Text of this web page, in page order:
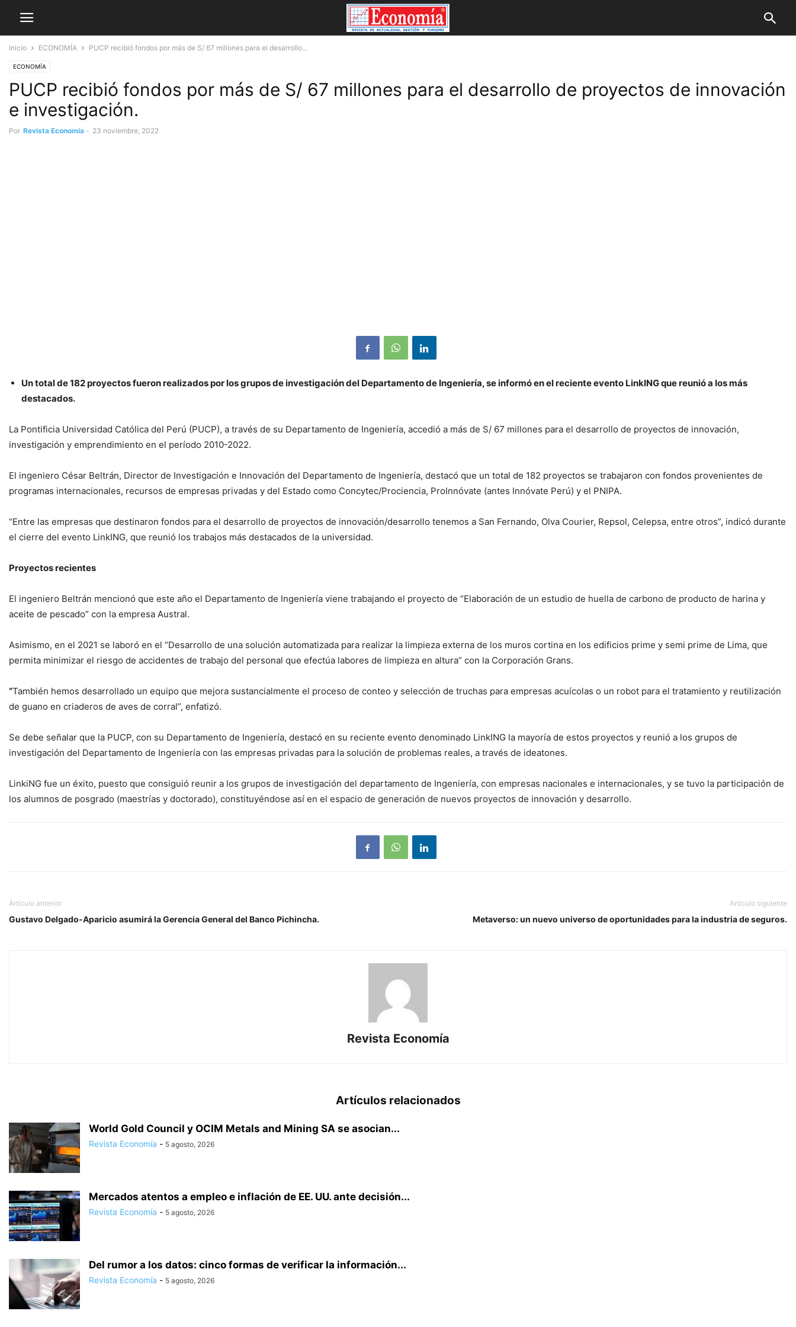
Inicio ECONOMÍA PUCP recibió fondos por más de S/ 67 millones para el desarrollo...
ECONOMÍA
PUCP recibió fondos por más de S/ 67 millones para el desarrollo de proyectos de innovación
e investigación.
Por Revista Economía - 23 noviembre, 2022
Un total de 182 proyectos fueron realizados por los grupos de investigación del Departamento de Ingeniería, se informó en el reciente evento LinkING que reunió a los más
destacados.
La Pontificia Universidad Católica del Perú (PUCP), a través de su Departamento de Ingeniería, accedió a más de S/ 67 millones para el desarrollo de proyectos de innovación,
investigación y emprendimiento en el período 2010-2022.
El ingeniero César Beltrán, Director de Investigación e Innovación del Departamento de Ingeniería, destacó que un total de 182 proyectos se trabajaron con fondos provenientes de
programas internacionales, recursos de empresas privadas y del Estado como Concytec/Prociencia, ProInnóvate (antes Innóvate Perú) y el PNIPA.
“Entre las empresas que destinaron fondos para el desarrollo de proyectos de innovación/desarrollo tenemos a San Fernando, Olva Courier, Repsol, Celepsa, entre otros”, indicó durante
el cierre del evento LinkING, que reunió los trabajos más destacados de la universidad.
Proyectos recientes
El ingeniero Beltrán mencionó que este año el Departamento de Ingeniería viene trabajando el proyecto de “Elaboración de un estudio de huella de carbono de producto de harina y
aceite de pescado” con la empresa Austral.
Asimismo, en el 2021 se laboró en el “Desarrollo de una solución automatizada para realizar la limpieza externa de los muros cortina en los edificios prime y semi prime de Lima, que
permita minimizar el riesgo de accidentes de trabajo del personal que efectúa labores de limpieza en altura” con la Corporación Grans.
“También hemos desarrollado un equipo que mejora sustancialmente el proceso de conteo y selección de truchas para empresas acuícolas o un robot para el tratamiento y reutilización
de guano en criaderos de aves de corral”, enfatizó.
Se debe señalar que la PUCP, con su Departamento de Ingeniería, destacó en su reciente evento denominado LinkING la mayoría de estos proyectos y reunió a los grupos de
investigación del Departamento de Ingeniería con las empresas privadas para la solución de problemas reales, a través de ideatones.
LinkiNG fue un éxito, puesto que consiguió reunir a los grupos de investigación del departamento de Ingeniería, con empresas nacionales e internacionales, y se tuvo la participación de
los alumnos de posgrado (maestrías y doctorado), constituyéndose así en el espacio de generación de nuevos proyectos de innovación y desarrollo.
Artículo anterior
Gustavo Delgado-Aparicio asumirá la Gerencia General del Banco Pichincha.
Artículo siguiente
Metaverso: un nuevo universo de oportunidades para la industria de seguros.
Revista Economía
Artículos relacionados
World Gold Council y OCIM Metals and Mining SA se asocian...
Revista Economía - 5 agosto, 2026
Mercados atentos a empleo e inflación de EE. UU. ante decisión...
Revista Economía - 5 agosto, 2026
Del rumor a los datos: cinco formas de verificar la información...
Revista Economía - 5 agosto, 2026